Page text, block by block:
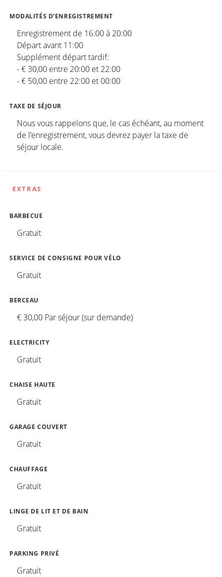
MODALITÉS D’ENREGISTREMENT
Enregistrement de 16:00 à 20:00
Départ avant 11:00
Supplément départ tardif:
- € 30,00 entre 20:00 et 22:00
- € 50,00 entre 22:00 et 00:00
TAXE DE SÉJOUR
Nous vous rappelons que, le cas échéant, au moment
de l’enregistrement, vous devrez payer la taxe de
séjour locale.
EXTRAS
BARBECUE
Gratuit
SERVICE DE CONSIGNE POUR VÉLO
Gratuit
BERCEAU
€ 30,00 Par séjour (sur demande)
ELECTRICITY
Gratuit
CHAISE HAUTE
Gratuit
GARAGE COUVERT
Gratuit
CHAUFFAGE
Gratuit
LINGE DE LIT ET DE BAIN
Gratuit
PARKING PRIVÉ
Gratuit